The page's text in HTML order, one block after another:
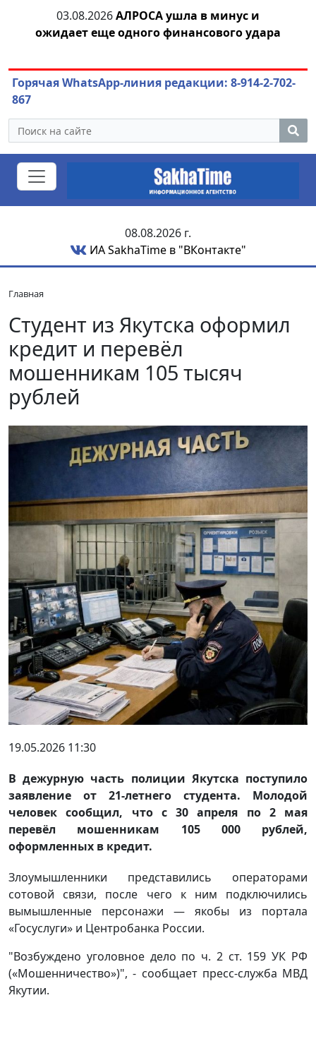
03.08.2026АЛРОСА ушла в минус и
ожидает еще одного финансового удара
Горячая WhatsApp-линия редакции: 8-914-2-702-
867
08.08.2026 г.
ИА SakhaTime в "ВКонтакте"
Главная
Студент из Якутска оформил
кредит и перевёл
мошенникам 105 тысяч
рублей
19.05.2026 11:30
В дежурную часть полиции Якутска поступило
заявление от 21-летнего студента. Молодой
человек сообщил, что с 30 апреля по 2 мая
перевёл мошенникам 105 000 рублей,
оформленных в кредит.
Злоумышленники представились операторами
сотовой связи, после чего к ним подключились
вымышленные персонажи — якобы из портала
«Госуслуги» и Центробанка России.
"Возбуждено уголовное дело по ч. 2 ст. 159 УК РФ
(«Мошенничество»)", - сообщает пресс-служба МВД
Якутии.